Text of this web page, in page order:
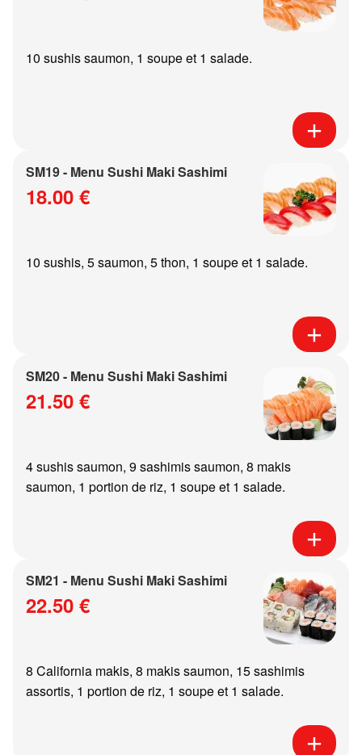
10 sushis saumon, 1 soupe et 1 salade.
SM19 - Menu Sushi Maki Sashimi
18.00 €
10 sushis, 5 saumon, 5 thon, 1 soupe et 1 salade.
SM20 - Menu Sushi Maki Sashimi
21.50 €
4 sushis saumon, 9 sashimis saumon, 8 makis
saumon, 1 portion de riz, 1 soupe et 1 salade.
SM21 - Menu Sushi Maki Sashimi
22.50 €
8 California makis, 8 makis saumon, 15 sashimis
assortis, 1 portion de riz, 1 soupe et 1 salade.